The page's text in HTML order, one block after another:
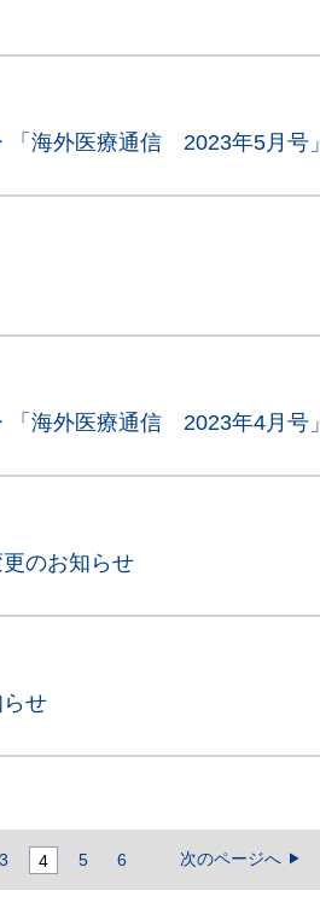
「海外医療通信 2023年5月号」
「海外医療通信 2023年4月号」
のお知らせ
せ
3 4 5 6 次のページへ